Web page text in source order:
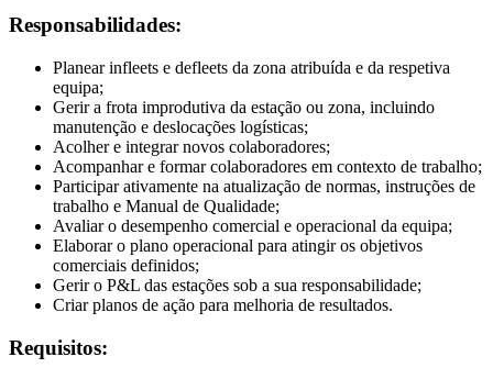
Responsabilidades:
Planear infleets e defleets da zona atribuída e da respetiva
equipa;
Gerir a frota improdutiva da estação ou zona, incluindo
manutenção e deslocações logísticas;
Acolher e integrar novos colaboradores;
Acompanhar e formar colaboradores em contexto de trabalho;
Participar ativamente na atualização de normas, instruções de
trabalho e Manual de Qualidade;
Avaliar o desempenho comercial e operacional da equipa;
Elaborar o plano operacional para atingir os objetivos
comerciais definidos;
Gerir o P&L das estações sob a sua responsabilidade;
Criar planos de ação para melhoria de resultados.
Requisitos: